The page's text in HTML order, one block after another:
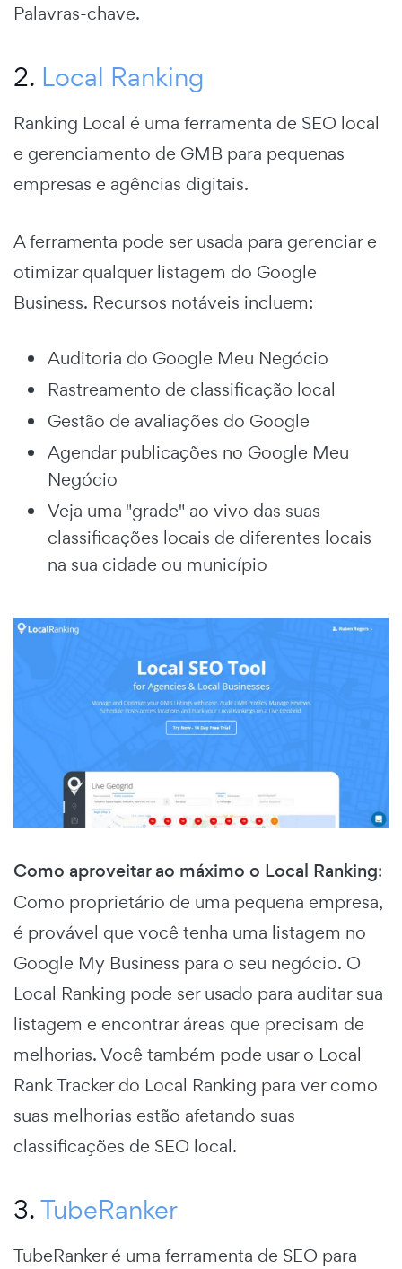
Palavras-chave.
2. Local Ranking
Ranking Local é uma ferramenta de SEO local
e gerenciamento de GMB para pequenas
empresas e agências digitais.
A ferramenta pode ser usada para gerenciar e
otimizar qualquer listagem do Google
Business. Recursos notáveis incluem:
Auditoria do Google Meu Negócio
Rastreamento de classificação local
Gestão de avaliações do Google
Agendar publicações no Google Meu
Negócio
Veja uma "grade" ao vivo das suas
classificações locais de diferentes locais
na sua cidade ou município
Como aproveitar ao máximo o Local Ranking:
Como proprietário de uma pequena empresa,
é provável que você tenha uma listagem no
Google My Business para o seu negócio. O
Local Ranking pode ser usado para auditar sua
listagem e encontrar áreas que precisam de
melhorias. Você também pode usar o Local
Rank Tracker do Local Ranking para ver como
suas melhorias estão afetando suas
classificações de SEO local.
3.TubeRanker
TubeRankeré uma ferramenta de SEO para